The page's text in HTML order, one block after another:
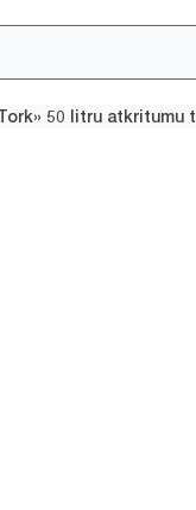
50 litru atkritumu